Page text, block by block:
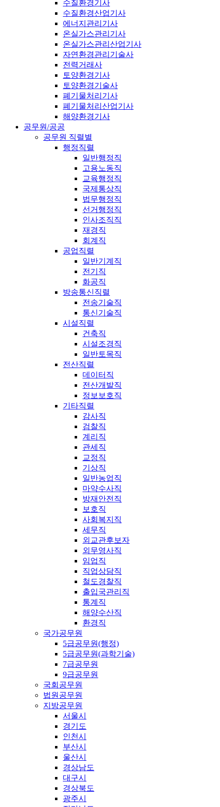
수질환경기사
수질환경산업기사
에너지관리기사
온실가스관리기사
온실가스관리산업기사
자연환경관리기술사
전력거래사
토양환경기사
토양환경기술사
폐기물처리기사
폐기물처리산업기사
해양환경기사
공무원/공공
공무원 직렬별
행정직렬
일반행정직
고용노동직
교육행정직
국제통상직
법무행정직
선거행정직
인사조직직
재경직
회계직
공업직렬
일반기계직
전기직
화공직
방송통신직렬
전송기술직
통신기술직
시설직렬
건축직
시설조경직
일반토목직
전산직렬
데이터직
전산개발직
정보보호직
기타직렬
감사직
검찰직
계리직
관세직
교정직
기상직
일반농업직
마약수사직
방재안전직
보호직
사회복지직
세무직
외교관후보자
외무영사직
임업직
직업상담직
철도경찰직
출입국관리직
통계직
해양수산직
환경직
국가공무원
5급공무원(행정)
5급공무원(과학기술)
7급공무원
9급공무원
국회공무원
법원공무원
지방공무원
서울시
경기도
인천시
부산시
울산시
경상남도
대구시
경상북도
광주시